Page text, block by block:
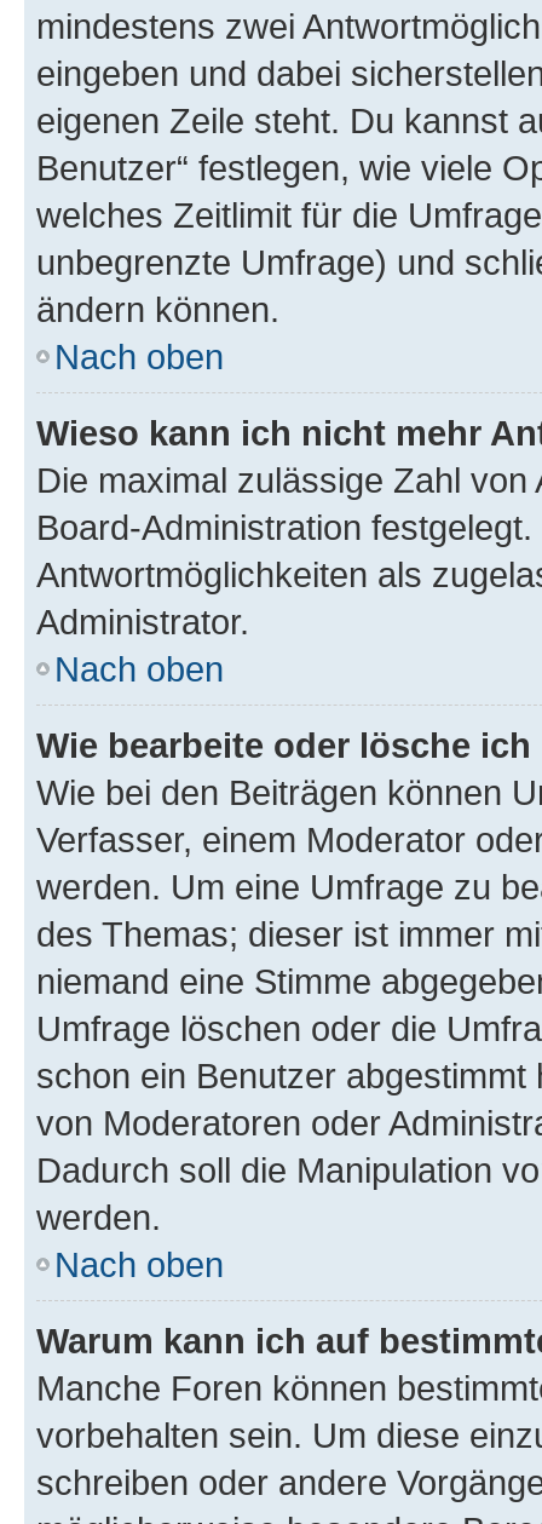
mindestens zwei
eingeben und dabei
eigenen Zeile steht. Du kannst
Benutzer“ festlegen, wie viele
welches Zeitlimit für die
unbegrenzte Umfrage) und
ändern können.
Nach oben
Wieso kann ich nicht mehr
Die maximal zulässige Zahl
Board-Administration
Antwortmöglichkeiten als
Administrator.
Nach oben
Wie bearbeite oder lösche
Wie bei den Beiträgen können
Verfasser, einem Moderator
werden. Um eine Umfrage zu
des Themas; dieser ist immer
niemand eine Stimme
Umfrage löschen oder die
schon ein Benutzer
von Moderatoren oder
Dadurch soll die Manipulation
werden.
Nach oben
Warum kann ich auf
Manche Foren können
vorbehalten sein. Um diese
schreiben oder andere